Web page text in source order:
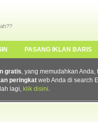
PASANG IKLAN BARIS
gratis, yang memudahkan
peringkat web Anda di search
lagi, klik disini.